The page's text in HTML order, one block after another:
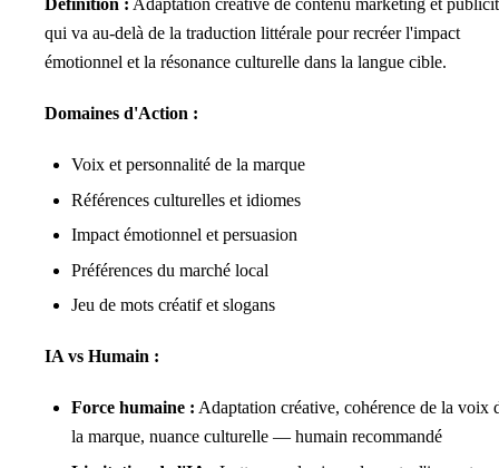
Définition : Adaptation créative de contenu marketing et
qui va au-delà de la traduction littérale pour recréer l'impact
émotionnel et la résonance culturelle dans la langue cible.
Domaines d'Action :
Voix et personnalité de la marque
Références culturelles et idiomes
Impact émotionnel et persuasion
Préférences du marché local
Jeu de mots créatif et slogans
IA vs Humain :
Force humaine : Adaptation créative, cohérence de la voix
la marque, nuance culturelle — humain recommandé